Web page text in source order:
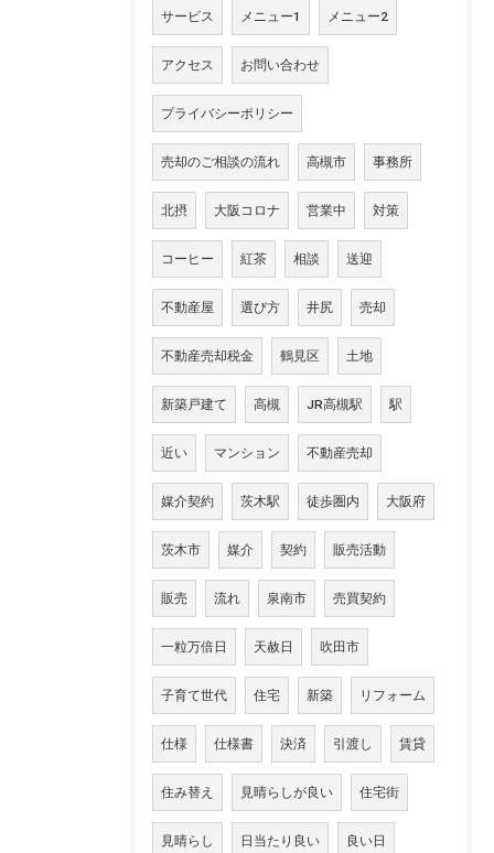
サービス メニュー1 メニュー2
アクセス お問い合わせ
プライバシーポリシー
売却のご相談の流れ 高槻市 事務所
北摂 大阪コロナ 営業中 対策
コーヒー 紅茶 相談 送迎
不動産屋 選び方 井尻 売却
不動産売却税金 鶴見区 土地
新築戸建て 高槻 JR高槻駅 駅
近い マンション 不動産売却
媒介契約 茨木駅 徒歩圏内 大阪府
茨木市 媒介 契約 販売活動
販売 流れ 泉南市 売買契約
一粒万倍日 天赦日 吹田市
子育て世代 住宅 新築 リフォーム
仕様 仕様書 決済 引渡し 賃貸
住み替え 見晴らしが良い 住宅街
見晴らし 日当たり良い 良い日